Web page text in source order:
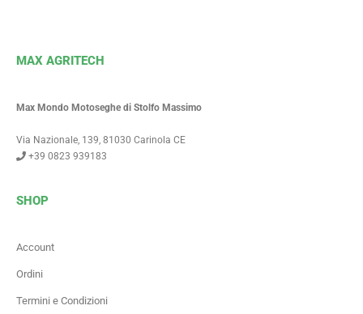
MAX AGRITECH
Max Mondo Motoseghe di Stolfo Massimo
Via Nazionale, 139, 81030 Carinola CE
+39 0823 939183
SHOP
Account
Ordini
Termini e Condizioni